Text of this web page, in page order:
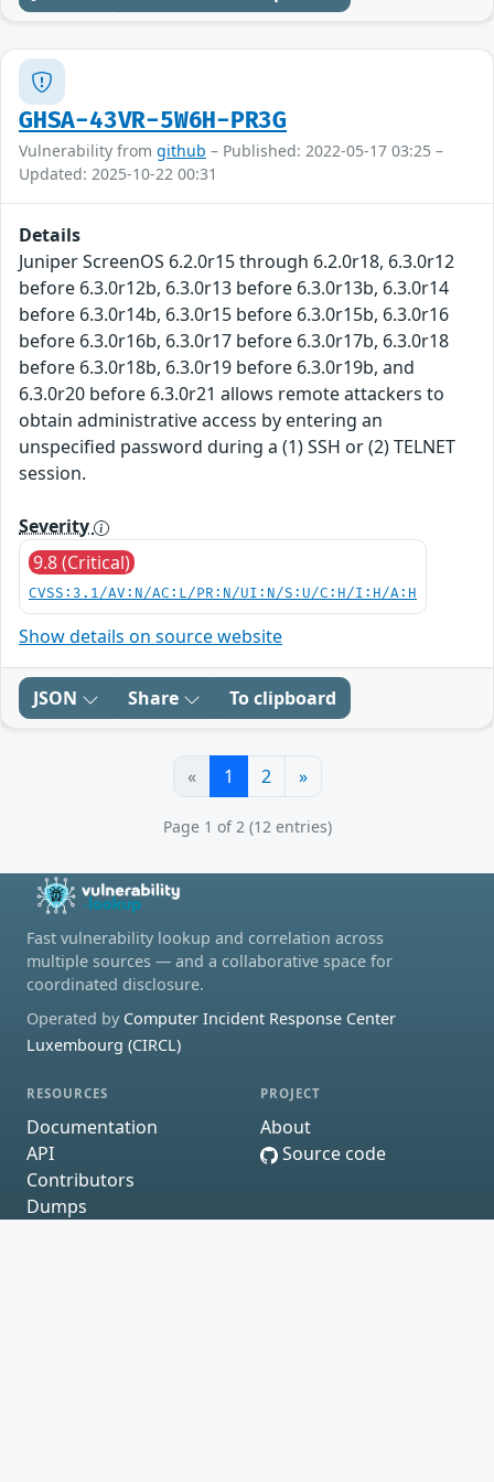
GHSA-43VR-5W6H-PR3G
Vulnerability from github – Published: 2022-05-17 03:25 –
Updated: 2025-10-22 00:31
Details
Juniper ScreenOS 6.2.0r15 through 6.2.0r18, 6.3.0r12
before 6.3.0r12b, 6.3.0r13 before 6.3.0r13b, 6.3.0r14
before 6.3.0r14b, 6.3.0r15 before 6.3.0r15b, 6.3.0r16
before 6.3.0r16b, 6.3.0r17 before 6.3.0r17b, 6.3.0r18
before 6.3.0r18b, 6.3.0r19 before 6.3.0r19b, and
6.3.0r20 before 6.3.0r21 allows remote attackers to
obtain administrative access by entering an
unspecified password during a (1) SSH or (2) TELNET
session.
Severity
9.8 (Critical)
CVSS:3.1/AV:N/AC:L/PR:N/UI:N/S:U/C:H/I:H/A:H
Show details on source website
JSON Share To clipboard
« 1 2 »
Page 1 of 2 (12 entries)
Fast vulnerability lookup and correlation across
multiple sources — and a collaborative space for
coordinated disclosure.
Operated by Computer Incident Response Center
Luxembourg (CIRCL)
RESOURCES
Documentation
API
Contributors
Dumps
PROJECT
About
Source code